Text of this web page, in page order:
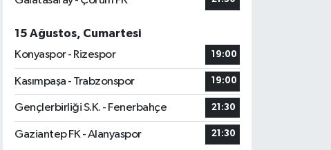
15 Ağustos, Cumartesi
Konyaspor - Rizespor
19:00
Kasımpaşa - Trabzonspor 19:00
Gençlerbirliği S.K. - Fenerbahçe 21:30
Gaziantep FK - Alanyaspor 21:30